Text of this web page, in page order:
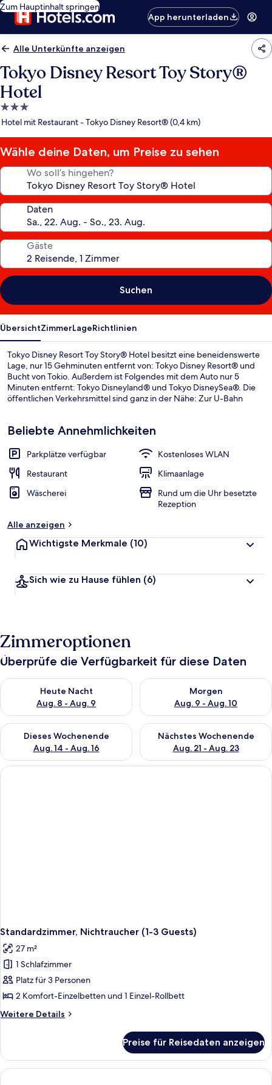
Zum Hauptinhalt springen
App herunterladen
Alle Unterkünfte anzeigen
Tokyo Disney Resort Toy Story®
Hotel
3.0-
Sterne-
Hotel mit Restaurant - Tokyo Disney Resort® (0,4 km)
Wähle deine Daten, um Preise zu sehen
Wo soll’s hingehen?
Daten
Gäste
Suchen
ÜbersichtZimmerLageRichtlinien
Tokyo Disney Resort Toy Story® Hotel besitzt eine beneidenswerte
Lage, nur 15 Gehminuten entfernt von: Tokyo Disney Resort® und
Bucht von Tokio. Außerdem ist Folgendes mit dem Auto nur 5
Minuten entfernt: Tokyo Disneyland® und Tokyo DisneySea®. Die
öffentlichen Verkehrsmittel sind ganz in der Nähe: Zur U-Bahn
Beliebte Annehmlichkeiten
Parkplätze verfügbar
Kostenloses WLAN
Restaurant
Klimaanlage
Wäscherei
Rund um die Uhr besetzte
Rezeption
Alle anzeigen
Wichtigste Merkmale (10)
Sich wie zu Hause fühlen (6)
Zimmeroptionen
Überprüfe die Verfügbarkeit für diese Daten
Heute Nacht
Aug. 8 - Aug. 9
Überprüfe die Verfügbarkeit für heute Nacht, Aug. 8 - Aug. 9.
Morgen
Aug. 9 - Aug. 10
Überprüfe die Verfügbarkeit
Dieses Wochenende
Aug. 14 - Aug. 16
Überprüfe die Verfügbarkeit für dieses Wochenende, Aug. 14
Nächstes Wochenende
Aug. 21 - Aug. 23
Überprüfe die Verfügbarkeit
Standardzimmer, Nichtraucher (1-3 Guests)
27 m²
1 Schlafzimmer
Platz für 3 Personen
2 Komfort-Einzelbetten und 1 Einzel-Rollbett
Weitere Details
Weitere
Nichtraucher
(1-
3
Preise für Reisedaten anzeigen